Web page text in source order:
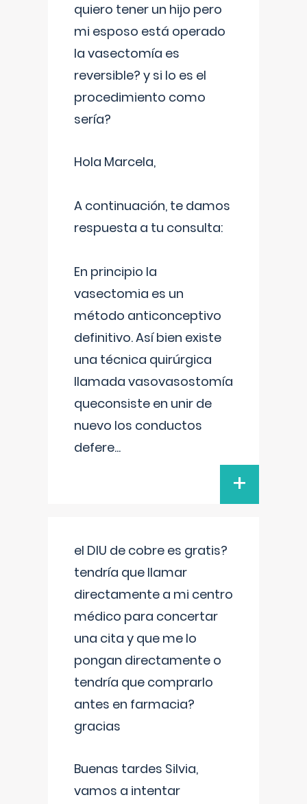
quiero tener un hijo pero
mi esposo está operado
la vasectomía es
reversible? y si lo es el
procedimiento como
sería?
Hola Marcela,
A continuación, te damos
respuesta a tu consulta:
En principio la
vasectomia es un
método anticonceptivo
definitivo. Así bien existe
una técnica quirúrgica
llamada vasovasostomía
queconsiste en unir de
nuevo los conductos
defere...
+
el DIU de cobre es gratis?
tendría que llamar
directamente a mi centro
médico para concertar
una cita y que me lo
pongan directamente o
tendría que comprarlo
antes en farmacia?
gracias
Buenas tardes Silvia,
vamos a intentar